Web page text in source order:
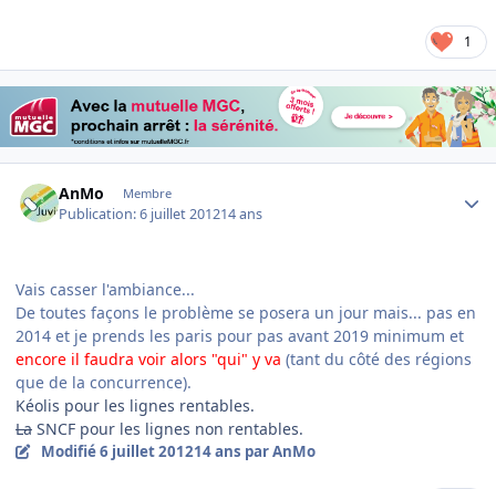
1
AnMo Membre
Publication:6 juillet 201214 ans
Vais casser l'ambiance...
De toutes façons le problème se posera un jour mais... pas en
2014 et je prends les paris pour pas avant 2019 minimum et
encore il faudra voir alors "qui" y va (tant du côté des régions
que de la concurrence).
Kéolis pour les lignes rentables.
La SNCF pour les lignes non rentables.
Modifié6 juillet 201214 ans par AnMo